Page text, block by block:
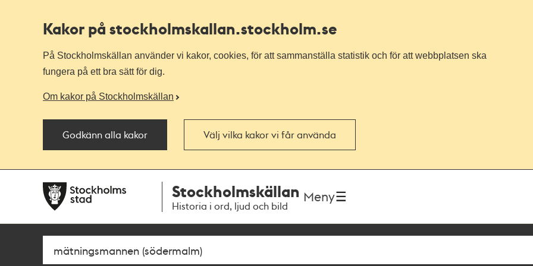
Kakor på stockholmskallan.stockholm.se
På Stockholmskällan använder vi kakor, cookies, för att sammanställa statistik och för att webbplatsen ska
fungera på ett bra sätt för dig.
Om kakor på Stockholmskällan
Godkänn alla kakor Välj vilka kakor vi får använda
navigationen
huvudinnehållet
Stockholmskällan
Historia i ord, ljud och bild
Meny
Sök